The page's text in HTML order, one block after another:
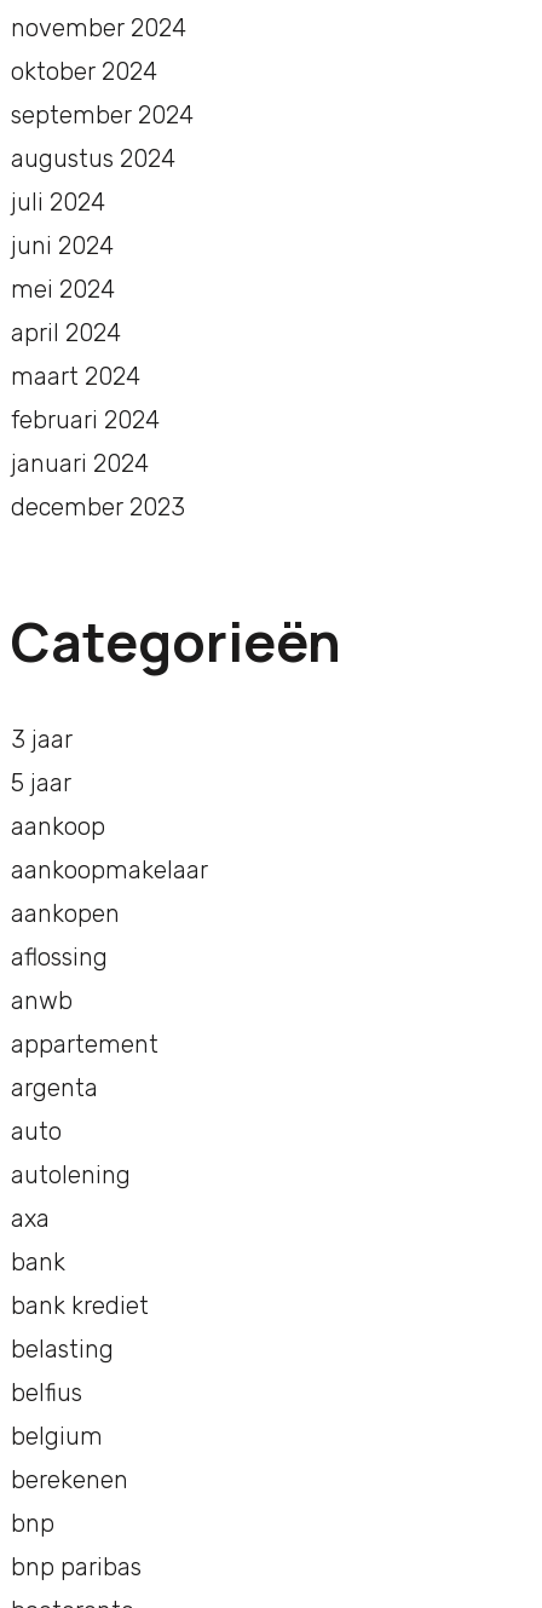
november 2024
oktober 2024
september 2024
augustus 2024
juli 2024
juni 2024
mei 2024
april 2024
maart 2024
februari 2024
januari 2024
december 2023
Categorieën
3 jaar
5 jaar
aankoop
aankoopmakelaar
aankopen
aflossing
anwb
appartement
argenta
auto
autolening
axa
bank
bank krediet
belasting
belfius
belgium
berekenen
bnp
bnp paribas